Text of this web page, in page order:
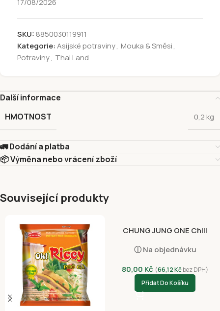
17/08/2026
SKU: 8850030119911
Kategorie:Asijské potraviny, Mouka & Směsi,
Potraviny, Thai Land
Další informace
HMOTNOST
0,2 kg
🚛 Dodání a platba
📦 Výměna nebo vrácení zboží
Související produkty
CHUNG JUNG ONE Chili
Style 300g
ⓘ Na objednávku
80,00 Kč (66,12Kčbez DPH)
Přidat Do Košíku